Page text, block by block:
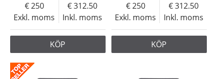
Exkl. moms
250
Inkl. moms
312.50
KÖP
Exkl. moms
250
Inkl. moms
312.50
KÖP